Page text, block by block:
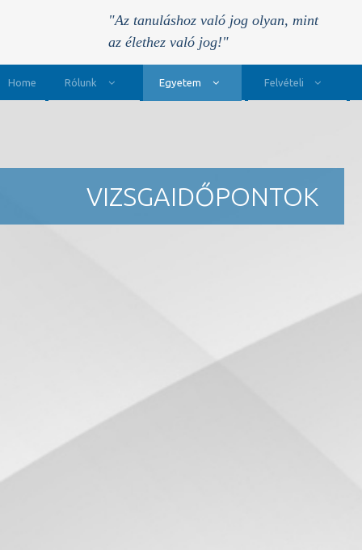
Main Navigation
"Az tanuláshoz való jog olyan, mint
az élethez való jog!"
Home Rólunk Egyetem Felvételi
VIZSGAIDŐPONTOK